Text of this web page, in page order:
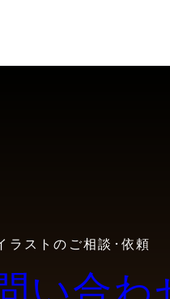
ラストのご相談･依頼